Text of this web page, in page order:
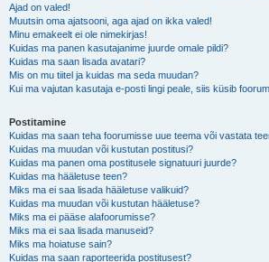
Ajad on valed!
Muutsin oma ajatsooni, aga ajad on ikka valed!
Minu emakeelt ei ole nimekirjas!
Kuidas ma panen kasutajanime juurde omale pildi?
Kuidas ma saan lisada avatari?
Mis on mu tiitel ja kuidas ma seda muudan?
Kui ma vajutan kasutaja e-posti lingi peale, siis küsib
Postitamine
Kuidas ma saan teha foorumisse uue teema või vastata
Kuidas ma muudan või kustutan postitusi?
Kuidas ma panen oma postitusele signatuuri juurde?
Kuidas ma hääletuse teen?
Miks ma ei saa lisada hääletuse valikuid?
Kuidas ma muudan või kustutan hääletuse?
Miks ma ei pääse alafoorumisse?
Miks ma ei saa lisada manuseid?
Miks ma hoiatuse sain?
Kuidas ma saan raporteerida postitusest?